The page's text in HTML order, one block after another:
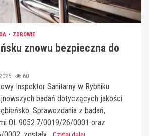
ZDROWIE
znowu bezpieczna do
60
Inspektor Sanitarny w Rybniku
badań dotyczących jakości
Sprawozdania z badań,
OL.9052.7/0019/26/0001 oraz